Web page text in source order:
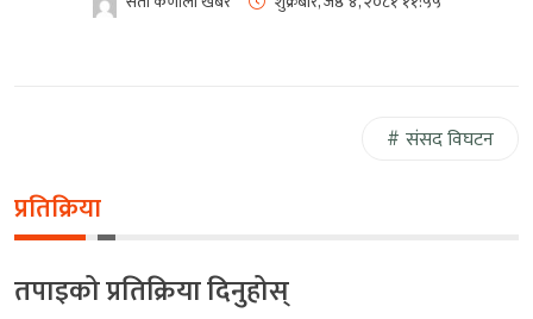
संसद विघटन
प्रतिक्रिया
तपाइको प्रतिक्रिया दिनुहोस्